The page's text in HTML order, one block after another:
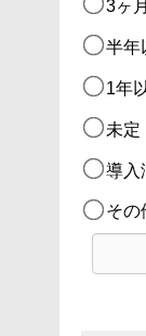
3ヶ
半年
1年
未定
導入
その